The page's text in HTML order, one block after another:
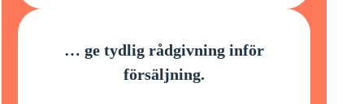
… ge tydlig rådgivning inför
försäljning.